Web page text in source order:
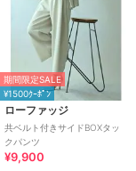
期間限定SALE
¥1500ｸｰﾎﾟﾝ
ローファッジ
共ベルト付きサイドBOXタッ
クパンツ
¥9,900